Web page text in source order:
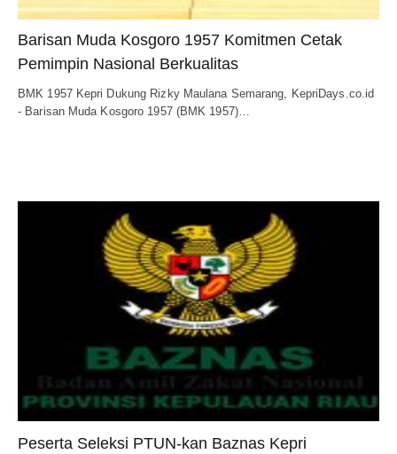
Barisan Muda Kosgoro 1957 Komitmen Cetak
Pemimpin Nasional Berkualitas
BMK 1957 Kepri Dukung Rizky Maulana Semarang, KepriDays.co.id
- Barisan Muda Kosgoro 1957 (BMK 1957)…
Peserta Seleksi PTUN-kan Baznas Kepri